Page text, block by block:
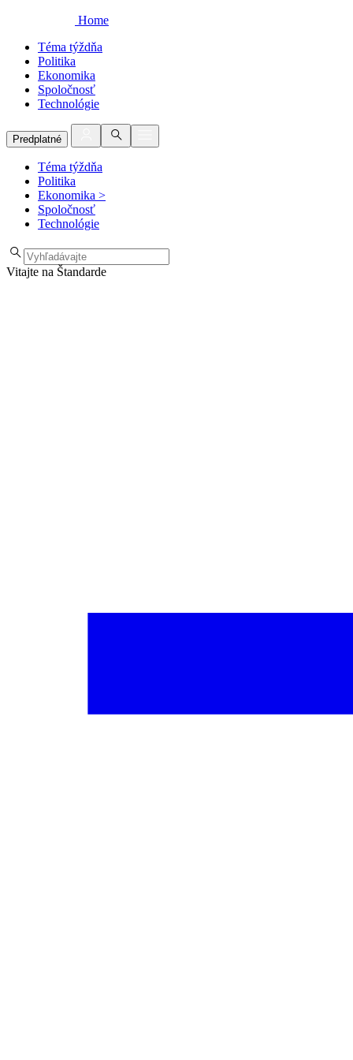
Home
Téma týždňa
Politika
Ekonomika
Spoločnosť
Technológie
Predplatné
Téma týždňa
Politika
Ekonomika >
Spoločnosť
Technológie
Vitajte na Štandarde